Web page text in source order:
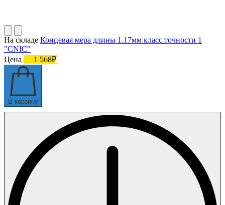
На складе Концевая мера длины 1.17мм класс точности 1
"CNIC"
Цена
1 568₽
В корзину